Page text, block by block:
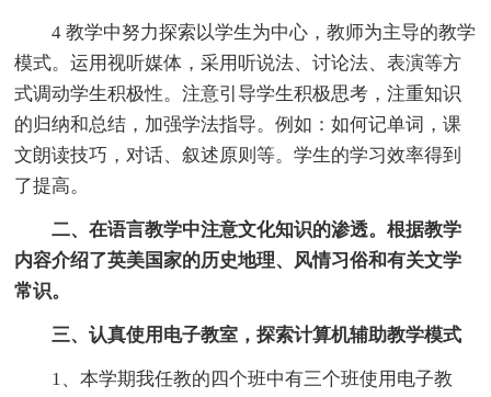
4 教学中努力探索以学生为中心，教师为主导的教学
模式。运用视听媒体，采用听说法、讨论法、表演等方
式调动学生积极性。注意引导学生积极思考，注重知识
的归纳和总结，加强学法指导。例如：如何记单词，课
文朗读技巧，对话、叙述原则等。学生的学习效率得到
了提高。
二、在语言教学中注意文化知识的渗透。根据教学
内容介绍了英美国家的历史地理、风情习俗和有关文学
常识。
三、认真使用电子教室，探索计算机辅助教学模式
1、本学期我任教的四个班中有三个班使用电子教